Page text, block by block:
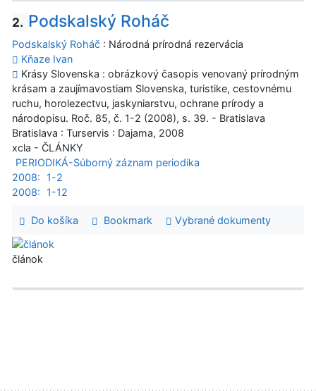
2. Podskalský Roháč
Podskalský Roháč : Národná prírodná rezervácia
Kňaze Ivan
Krásy Slovenska : obrázkový časopis venovaný prírodným
krásam a zaujímavostiam Slovenska, turistike, cestovnému
ruchu, horolezectvu, jaskyniarstvu, ochrane prírody a
národopisu. Roč. 85, č. 1-2 (2008), s. 39. - Bratislava
Bratislava : Turservis : Dajama, 2008
xcla - ČLÁNKY
PERIODIKÁ-Súborný záznam periodika
2008:
1-2
2008:
1-12
Do košíka Bookmark Vybrané dokumenty
článok